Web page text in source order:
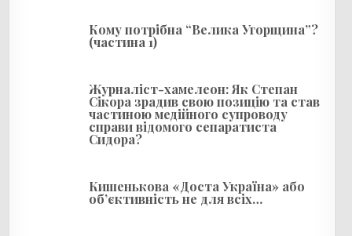
Кому потрібна “Велика Угорщина”?
(частина 1)
Журналіст-хамелеон: Як Степан
Сікора зрадив свою позицію та став
частиною медійного супроводу
справи відомого сепаратиста
Сидора?
Кишенькова «Доста Україна» або
об’єктивність не для всіх…